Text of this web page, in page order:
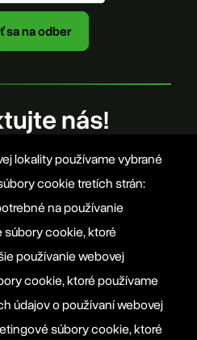
nás!
EPP 2012
EPP
lokality používame vybrané
cookie tretích strán:
na používanie
súbory cookie, ktoré
používanie webovej
cookie, ktoré používame
údajov o používaní webovej
súbory cookie, ktoré